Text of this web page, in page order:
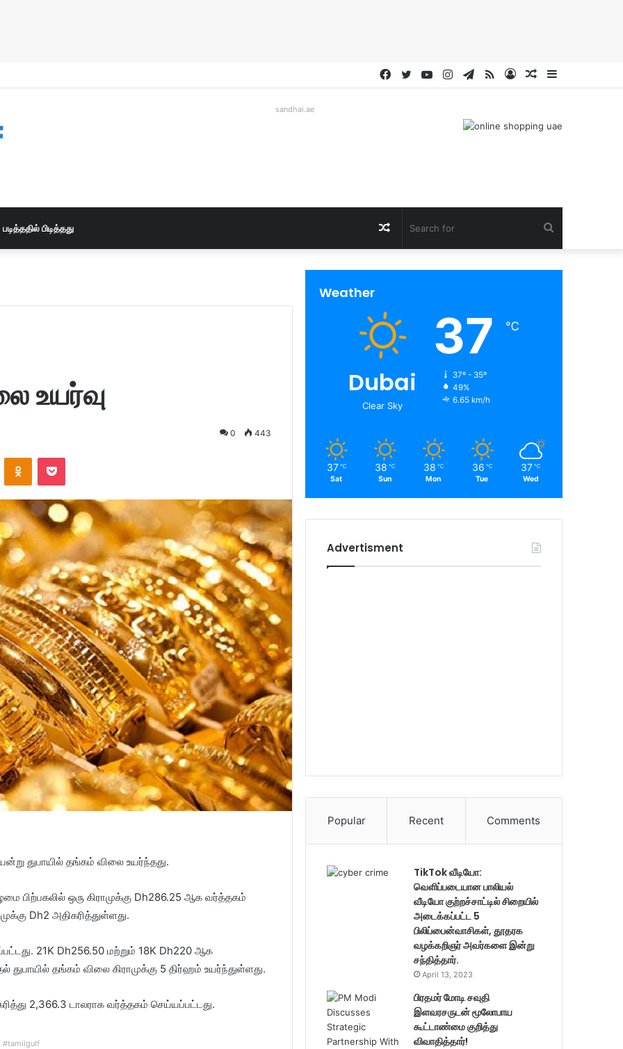
Random
Log
RSS
Telegram
Instagram
YouTube
Twitter
Facebook
sandhai.ae
படித்ததில் பிடித்தது
for
Random
Article
உயர்வு
0 443
துபாயில் தங்கம் விலை உயர்ந்தது.
பிற்பகலில் ஒரு கிராமுக்கு Dh286.25 ஆக வர்த்தகம்
Dh2 அதிகரித்துள்ளது.
21K Dh256.50 மற்றும் 18K Dh220 ஆக
துபாயில் தங்கம் விலை கிராமுக்கு 5 திர்ஹம் உயர்ந்துள்ளது.
2,366.3 டாலராக வர்த்தகம் செய்யப்பட்டது.
#tamilgulf
Weather
Dubai
Clear Sky
37 ℃
37º - 35º
49%
6.65 km/h
37 ℃
Sat
38 ℃
Sun
38 ℃
Mon
36 ℃
Tue
37 ℃
Wed
Advertisment
Popular Recent Comments
TikTok வீடியோ:
வெளிப்படையான பாலியல்
வீடியோ குற்றச்சாட்டில் சிறையில்
அடைக்கப்பட்ட 5
பிலிப்பைன்வாசிகள், தூதரக
வழக்கறிஞர் அவர்களை இன்று
சந்தித்தார்.
April 13, 2023
பிரதமர் மோடி சவுதி
இளவரசருடன் மூலோபாய
கூட்டாண்மை குறித்து
விவாதித்தார்!